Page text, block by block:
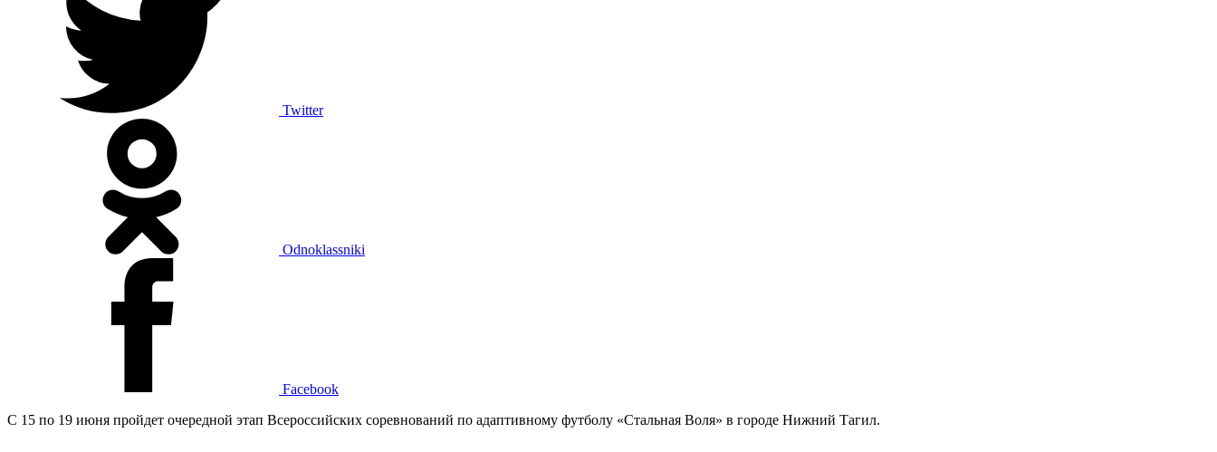
Twitter
Odnoklassniki
Facebook
С 15 по 19 июня пройдет очередной этап Всероссийских соревнований по адаптивному футболу «Стальная Воля» в городе Нижний Тагил.